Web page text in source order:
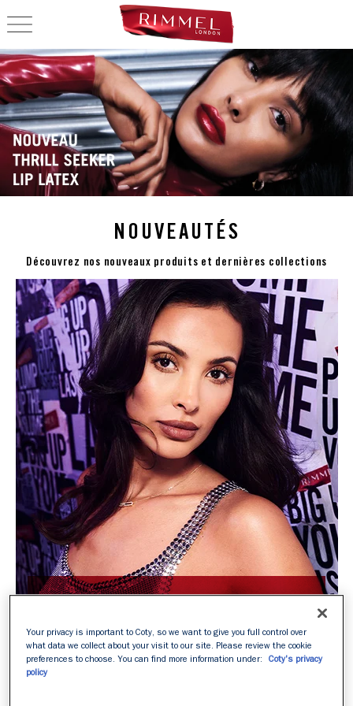
OPEN NAVIGATION
RIMMEL LONDON
NOUVEAUTÉS
Découvrez nos nouveaux produits et dernières collections
FILLER + HYALURONIC
DES CILS JUSQU’À 100%
Your privacy is important to Coty, so we want to give you full control over
what data we collect about your visit to our site. Please review the cookie
preferences to choose. You can find more information under:
Coty's privacy
policy